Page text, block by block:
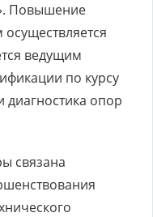
Повышение
ведущим
по курсу
диагностика опор
связана